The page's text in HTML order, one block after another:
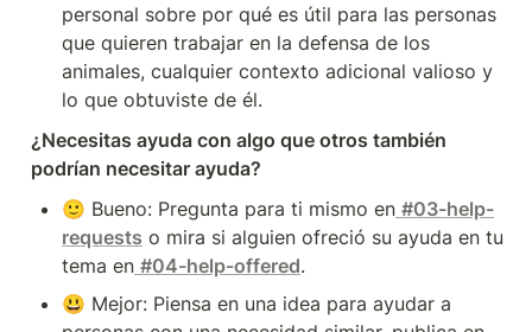
personal sobre por qué es útil para las personas
que quieren trabajar en la defensa de los
animales, cualquier contexto adicional valioso y
lo que obtuviste de él.
¿Necesitas ayuda con algo que otros también
podrían necesitar ayuda?
🙂 Bueno: Pregunta para ti mismo en #03-help-
requests o mira si alguien ofreció su ayuda en tu
tema en #04-help-offered.
😃 Mejor: Piensa en una idea para ayudar a